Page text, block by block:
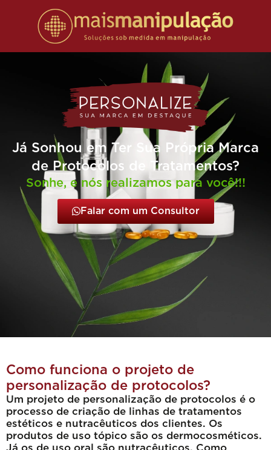
Já Sonhou em Ter Sua Própria Marca
de Protocolos de Tratamentos?
Sonhe, e nós realizamos para você!!!
Falar com um Consultor
Como funciona o projeto de
personalização de protocolos?
Um projeto de personalização de protocolos é o
processo de criação de linhas de tratamentos
estéticos e nutracêuticos dos clientes. Os
produtos de uso tópico são os dermocosméticos.
Já os de uso oral são nutracêuticos. Como